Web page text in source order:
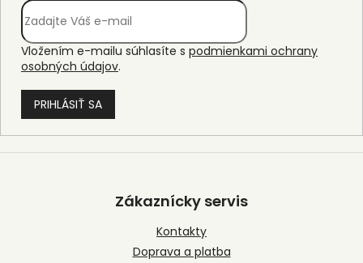
Vložením e-mailu súhlasíte s podmienkami ochrany
osobných údajov.
PRIHLÁSIŤ SA
Z
Zákaznícky servis
Kontakty
Doprava a platba